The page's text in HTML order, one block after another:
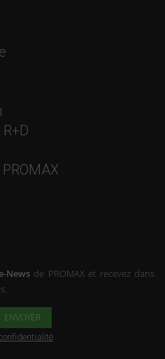
e-Newsde PROMAX et recevez dans